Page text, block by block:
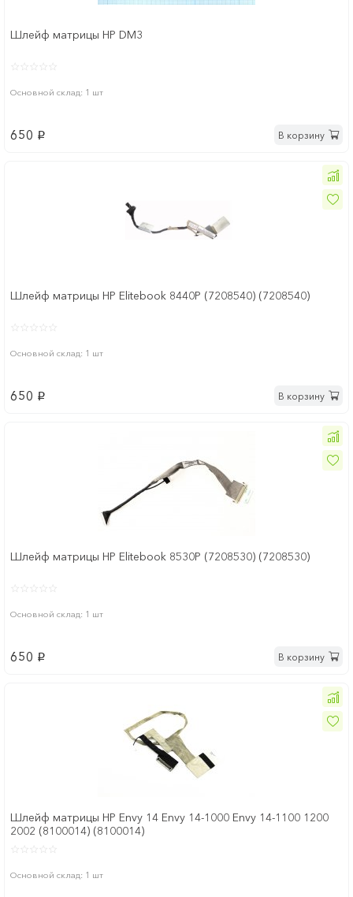
Шлейф матрицы HP DM3
Основной склад: 1 шт
650 p В корзину
Шлейф матрицы HP Elitebook 8440P (7208540) (7208540)
Основной склад: 1 шт
650 p В корзину
Шлейф матрицы HP Elitebook 8530P (7208530) (7208530)
Основной склад: 1 шт
650 p В корзину
Шлейф матрицы HP Envy 14 Envy 14-1000 Envy 14-1100 1200
2002 (8100014) (8100014)
Основной склад: 1 шт